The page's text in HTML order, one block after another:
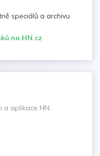
speciálů a archivu
na HN.cz
a aplikace HN.